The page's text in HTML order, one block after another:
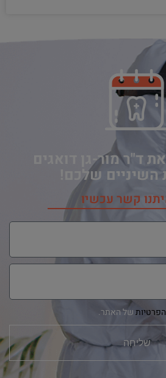
ד"ר מור-גן דואגים
השיניים שלכם!
קשר עכשיו
הפרטיותשל האתר.
שליחה